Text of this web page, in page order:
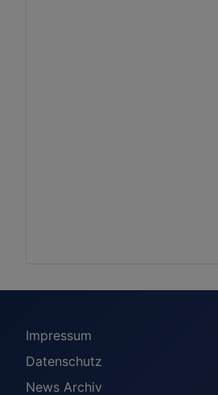
Impressum
Datenschutz
News Archiv